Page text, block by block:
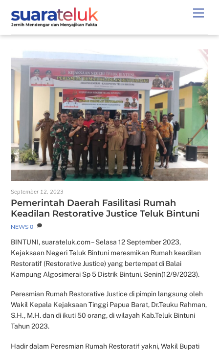
content
September 12, 2023
Pemerintah Daerah Fasilitasi Rumah
Keadilan Restorative Justice Teluk Bintuni
NEWS 0
BINTUNI, suarateluk.com – Selasa 12 September 2023,
Kejaksaan Negeri Teluk Bintuni meresmikan Rumah keadilan
Restoratif (Restorative Justice) yang bertempat di Balai
Kampung Algosimerai Sp 5 Distrik Bintuni. Senin(12/9/2023).
Peresmian Rumah Restorative Justice di pimpin langsung oleh
Wakil Kepala Kejaksaan Tinggi Papua Barat, Dr.Teuku Rahman,
S.H., M.H. dan di ikuti 50 orang, di wilayah Kab.Teluk Bintuni
Tahun 2023.
Hadir dalam Peresmian Rumah Restoratif yakni, Wakil Bupati